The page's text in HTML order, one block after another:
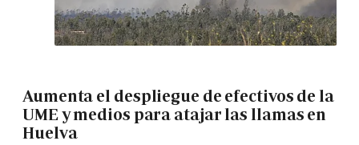
Aumenta el despliegue de efectivos de la
UME y medios para atajar las llamas en
Huelva